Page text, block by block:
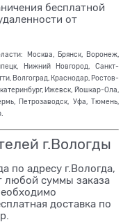
бесплатной
от
Москва, Брянск, Воронеж,
Нижний Новгород, Санкт-
Волгоград, Краснодар, Ростов-
Ижевск, Йошкар-Ола,
Петрозаводск, Уфа, Тюмень,
г.Вологды
по адресу г.Вологда,
любой суммы заказа
доставка по